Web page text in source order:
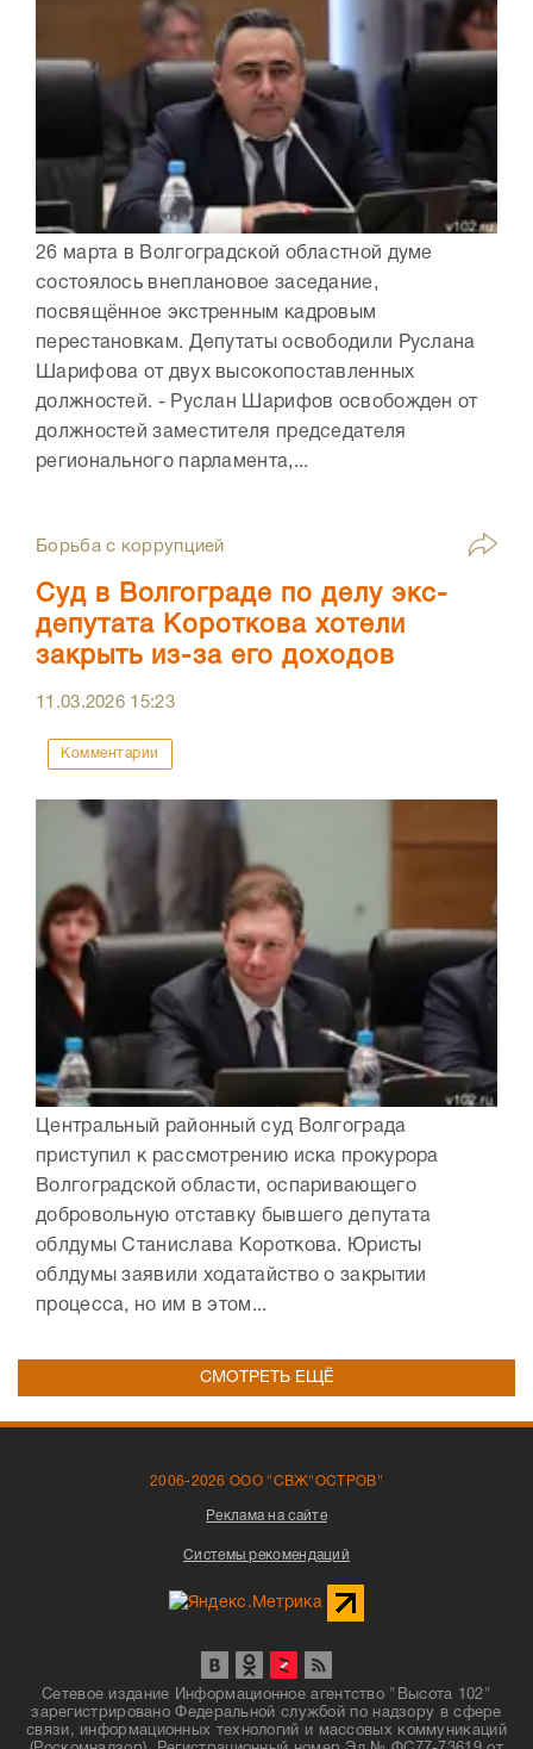
26 марта в Волгоградской областной думе
состоялось внеплановое заседание,
посвящённое экстренным кадровым
перестановкам. Депутаты освободили Руслана
Шарифова от двух высокопоставленных
должностей. - Руслан Шарифов освобожден от
должностей заместителя председателя
регионального парламента,...
Борьба с коррупцией
Суд в Волгограде по делу экс-
депутата Короткова хотели
закрыть из-за его доходов
11.03.2026 15:23
Комментарии
Центральный районный суд Волгограда
приступил к рассмотрению иска прокурора
Волгоградской области, оспаривающего
добровольную отставку бывшего депутата
облдумы Станислава Короткова. Юристы
облдумы заявили ходатайство о закрытии
процесса, но им в этом...
СМОТРЕТЬ ЕЩЁ
2006-2026 ООО "СВЖ"ОСТРОВ"
Реклама на сайте
Системы рекомендаций
Сетевое издание Информационное агентство "Высота 102"
зарегистрировано Федеральной службой по надзору в сфере
связи, информационных технологий и массовых коммуникаций